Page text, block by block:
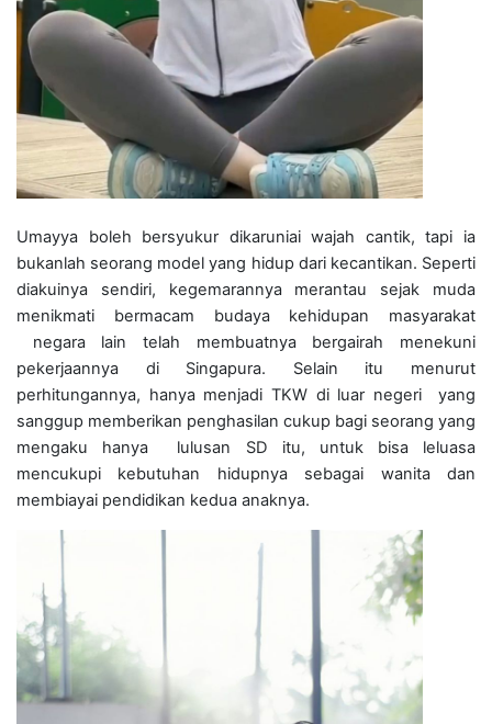
Umayya boleh bersyukur dikaruniai wajah cantik, tapi ia
bukanlah seorang model yang hidup dari kecantikan. Seperti
diakuinya sendiri, kegemarannya merantau sejak muda
menikmati bermacam budaya kehidupan masyarakat
negara lain telah membuatnya bergairah menekuni
pekerjaannya di Singapura. Selain itu menurut
perhitungannya, hanya menjadi TKW di luar negeri yang
sanggup memberikan penghasilan cukup bagi seorang yang
mengaku hanya lulusan SD itu, untuk bisa leluasa
mencukupi kebutuhan hidupnya sebagai wanita dan
membiayai pendidikan kedua anaknya.